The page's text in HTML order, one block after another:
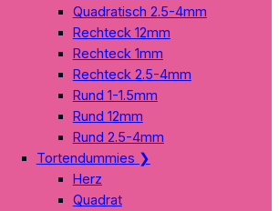
Quadratisch 2.5-4mm
Rechteck 12mm
Rechteck 1mm
Rechteck 2.5-4mm
Rund 1-1.5mm
Rund 12mm
Rund 2.5-4mm
Tortendummies ❯
Herz
Quadrat